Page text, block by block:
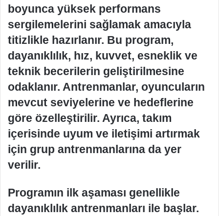
boyunca yüksek performans
sergilemelerini sağlamak amacıyla
titizlikle hazırlanır. Bu program,
dayanıklılık, hız, kuvvet, esneklik ve
teknik becerilerin geliştirilmesine
odaklanır. Antrenmanlar, oyuncuların
mevcut seviyelerine ve hedeflerine
göre özelleştirilir. Ayrıca, takım
içerisinde uyum ve iletişimi artırmak
için grup antrenmanlarına da yer
verilir.
Programın ilk aşaması genellikle
dayanıklılık antrenmanları ile başlar.